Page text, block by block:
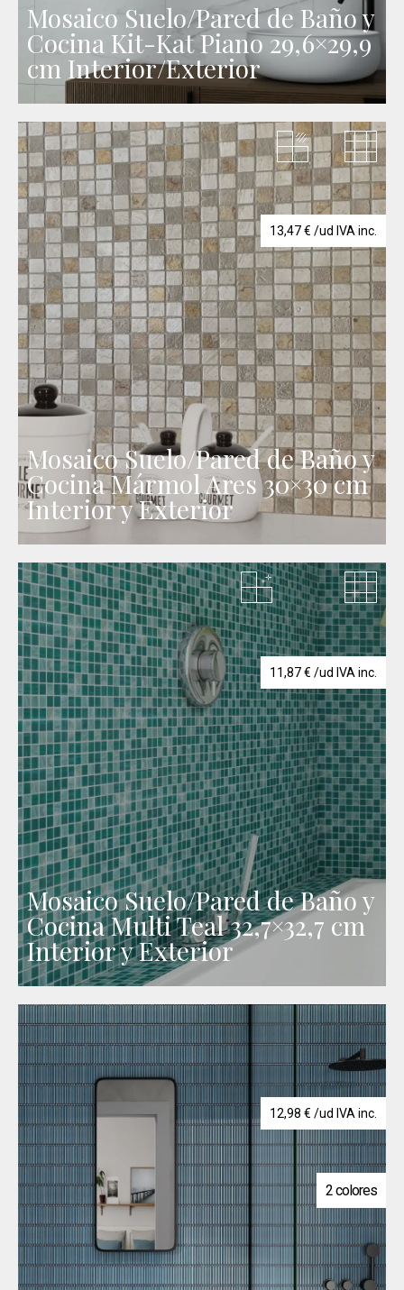
Mosaico Suelo/Pared de Baño y
Cocina Kit-Kat Piano 29,6×29,9
cm Interior/Exterior
13,47€ /ud IVA inc.
Mosaico Suelo/Pared de Baño y
Cocina Mármol Ares 30×30 cm
Interior y Exterior
11,87€ /ud IVA inc.
Mosaico Suelo/Pared de Baño y
Cocina Multi Teal 32,7×32,7 cm
Interior y Exterior
12,98 € /ud IVA inc.
2 colores